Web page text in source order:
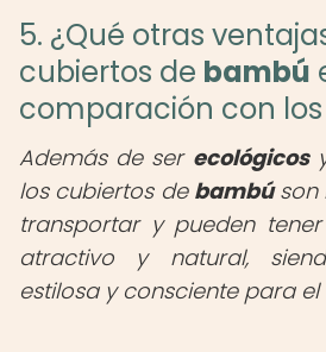
5. ¿Qué otras
cubiertos de bambú
comparación con
Además de ser ecológicos
los cubiertos de bambúson
transportar y pueden
atractivo y natural,
estilosa y consciente para el